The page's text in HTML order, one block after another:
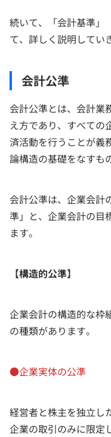
続いて、「会計基準」
て、詳しく説明してい
会計公準
会計公準とは、会計業
え方であり、すべての
済活動を行うことが義
論構造の基礎をなすも
会計公準は、企業会計
準」と、企業会計の目
ます。
【構造的公準】
企業会計の構造的な枠
の種類があります。
●企業実体の公準
経営者と株主を独立し
企業の取引のみに限定